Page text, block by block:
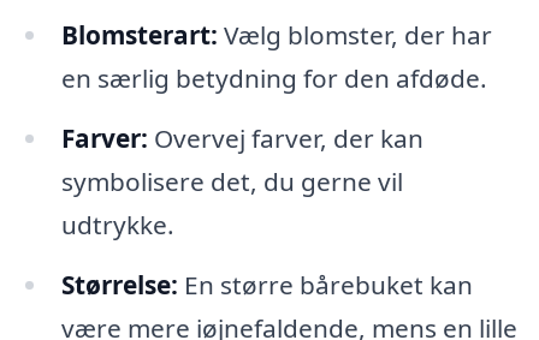
Blomsterart: Vælg blomster, der har
en særlig betydning for den afdøde.
Farver: Overvej farver, der kan
symbolisere det, du gerne vil
udtrykke.
Størrelse: En større bårebuket kan
være mere iøjnefaldende, mens en lille